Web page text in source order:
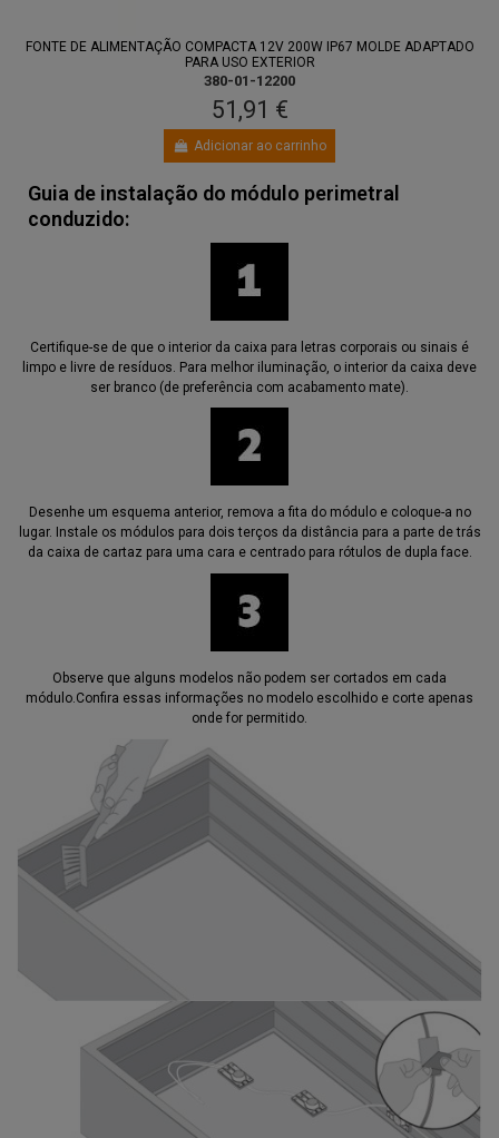
FONTE DE ALIMENTAÇÃO COMPACTA 12V 200W IP67 MOLDE ADAPTADO
PARA USO EXTERIOR
380-01-12200
51,91 €
Adicionar ao carrinho
Guia de instalação do módulo perimetral
conduzido:
Certifique-se de que o interior da caixa para letras corporais ou sinais é
limpo e livre de resíduos. Para melhor iluminação, o interior da caixa deve
ser branco (de preferência com acabamento mate).
Desenhe um esquema anterior, remova a fita do módulo e coloque-a no
lugar. Instale os módulos para dois terços da distância para a parte de trás
da caixa de cartaz para uma cara e centrado para rótulos de dupla face.
Observe que alguns modelos não podem ser cortados em cada
módulo.Confira essas informações no modelo escolhido e corte apenas
onde for permitido.